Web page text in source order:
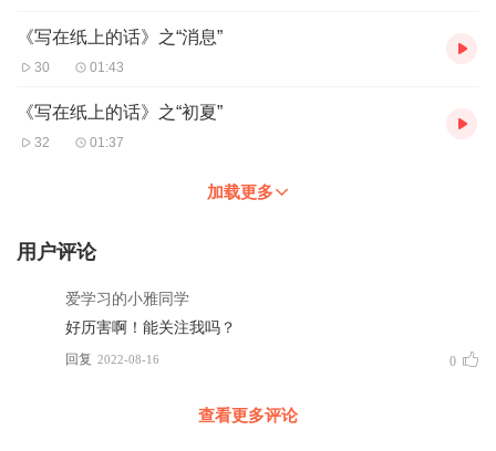
《写在纸上的话》之“消息”
30 01:43
《写在纸上的话》之“初夏”
32 01:37
加载更多
用户评论
爱学习的小雅同学
好历害啊！能关注我吗？
回复 2022-08-16 0
查看更多评论